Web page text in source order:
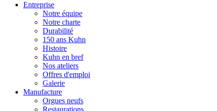
Entreprise
Notre équipe
Notre charte
Durabilité
150 ans Kuhn
Histoire
Kuhn en bref
Nos ateliers
Offres d'emploi
Galerie
Manufacture
Orgues neufs
Restaurations